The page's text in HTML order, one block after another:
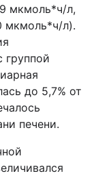
мкмоль*ч/л,
мкмоль*ч/л).
группой
до 5,7% от
печени.